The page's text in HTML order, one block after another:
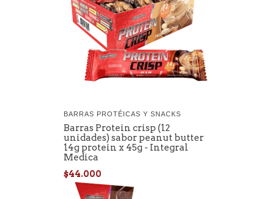
BARRAS PROTÉICAS Y SNACKS
Barras Protein crisp (12
unidades) sabor peanut butter
14g protein x 45g - Integral
Medica
$44.000